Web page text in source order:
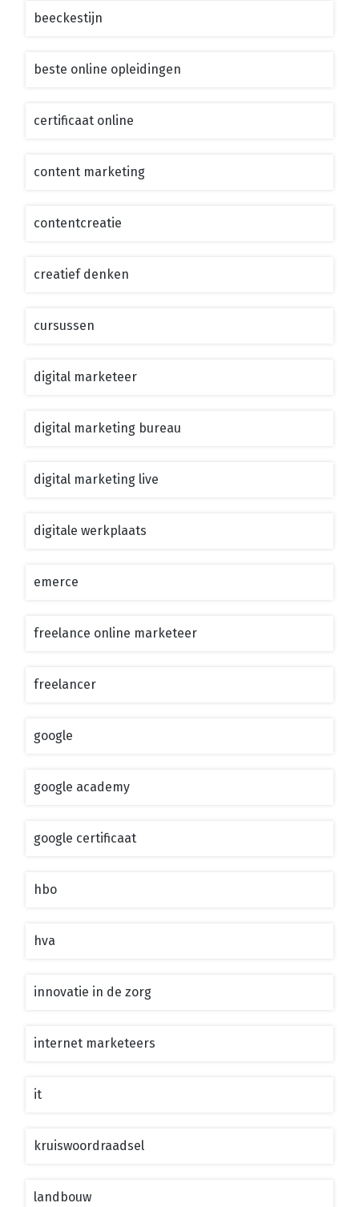
beeckestijn
beste online opleidingen
certificaat online
content marketing
contentcreatie
creatief denken
cursussen
digital marketeer
digital marketing bureau
digital marketing live
digitale werkplaats
emerce
freelance online marketeer
freelancer
google
google academy
google certificaat
hbo
hva
innovatie in de zorg
internet marketeers
it
kruiswoordraadsel
landbouw